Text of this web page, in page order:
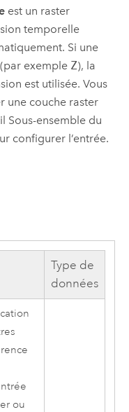
est un raster
temporelle
Si une
exemple Z), la
est utilisée. Vous
une couche raster
Sous-ensemble du
configurer l’entrée.
Type de
données
ou